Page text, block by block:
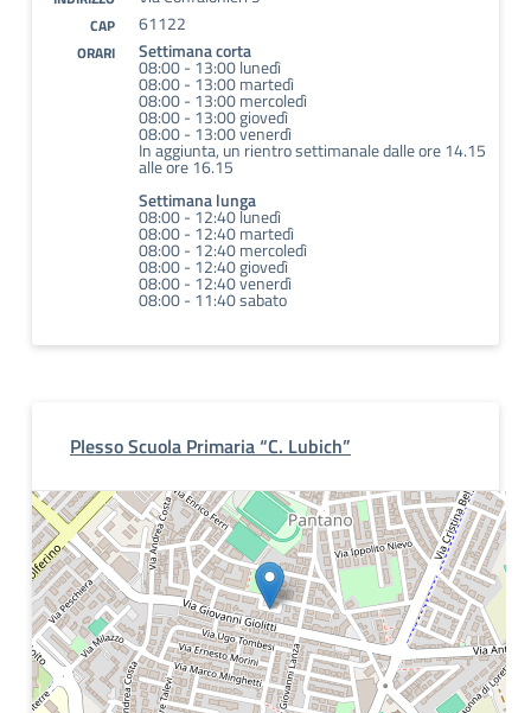
CAP 61122
ORARI Settimana corta
08:00 - 13:00 lunedì
08:00 - 13:00 martedì
08:00 - 13:00 mercoledì
08:00 - 13:00 giovedì
08:00 - 13:00 venerdì
In aggiunta, un rientro settimanale dalle ore 14.15
alle ore 16.15
Settimana lunga
08:00 - 12:40 lunedì
08:00 - 12:40 martedì
08:00 - 12:40 mercoledì
08:00 - 12:40 giovedì
08:00 - 12:40 venerdì
08:00 - 11:40 sabato
Plesso Scuola Primaria “C. Lubich”